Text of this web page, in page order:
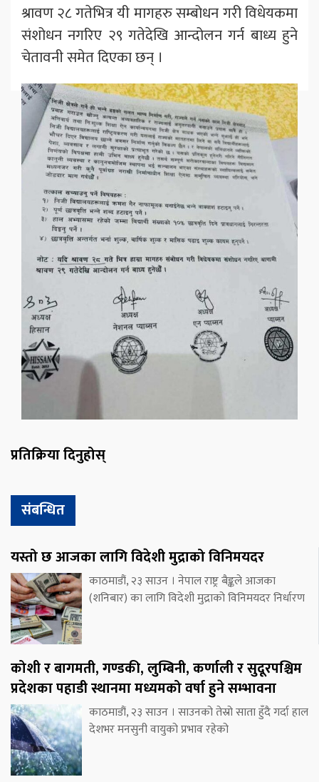
श्रावण २८ गतेभित्र यी मागहरु सम्बोधन गरी विधेयकमा
संशोधन नगरिए २९ गतेदेखि आन्दोलन गर्न बाध्य हुने
चेतावनी समेत दिएका छन् ।
प्रतिक्रिया दिनुहोस्
संबन्धित
यस्तो छ आजका लागि विदेशी मुद्राको विनिमयदर
काठमाडौं, २३ साउन । नेपाल राष्ट्र बैङ्कले आजका
(शनिबार) का लागि विदेशी मुद्राको विनिमयदर निर्धारण
कोशी र बागमती, गण्डकी, लुम्बिनी, कर्णाली र सुदूरपश्चिम
प्रदेशका पहाडी स्थानमा मध्यमको वर्षा हुने सम्भावना
काठमाडौं, २३ साउन । साउनको तेस्रो साता हुँदै गर्दा हाल
देशभर मनसुनी वायुको प्रभाव रहेको